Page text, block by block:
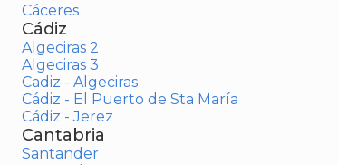
Cáceres
Cádiz
Algeciras 2
Algeciras 3
Cadiz - Algeciras
Cádiz - El Puerto de Sta María
Cádiz - Jerez
Cantabria
Santander